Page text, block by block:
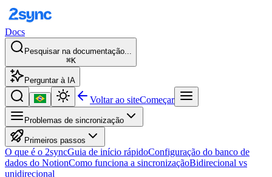
Docs
Pesquisar na documentação...
⌘K
Perguntar à IA
Voltar ao siteComeçar
Problemas de sincronização
Primeiros passos
O que é o 2syncGuia de início rápidoConfiguração do banco de
dados do NotionComo funciona a sincronizaçãoBidirecional vs
unidirecional